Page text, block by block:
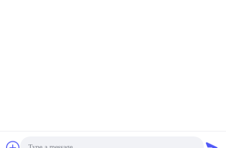
Leverancier. Copyright © 2026 jlsoftgel.com . Alle rechten voorbehoudena.